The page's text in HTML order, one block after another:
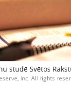
studē Svētos
Inc. All rights